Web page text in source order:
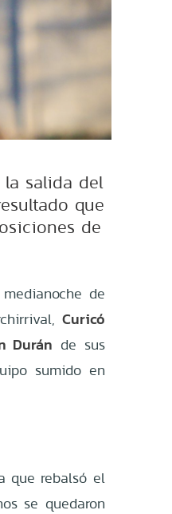
salida del
que
de
de
Curicó
Durán de sus
sumido en
que rebalsó el
se quedaron